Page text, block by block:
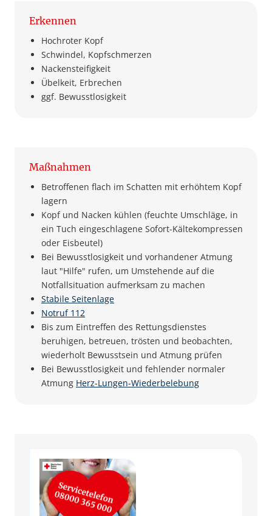
Erkennen
Hochroter Kopf
Schwindel, Kopfschmerzen
Nackensteifigkeit
Übelkeit, Erbrechen
ggf. Bewusstlosigkeit
Maßnahmen
Betroffenen flach im Schatten mit erhöhtem Kopf
lagern
Kopf und Nacken kühlen (feuchte Umschläge, in
ein Tuch eingeschlagene Sofort-Kältekompressen
oder Eisbeutel)
Bei Bewusstlosigkeit und vorhandener Atmung
laut "Hilfe" rufen, um Umstehende auf die
Notfallsituation aufmerksam zu machen
Stabile Seitenlage
Notruf 112
Bis zum Eintreffen des Rettungsdienstes
beruhigen, betreuen, trösten und beobachten,
wiederholt Bewusstsein und Atmung prüfen
Bei Bewusstlosigkeit und fehlender normaler
Atmung Herz-Lungen-Wiederbelebung